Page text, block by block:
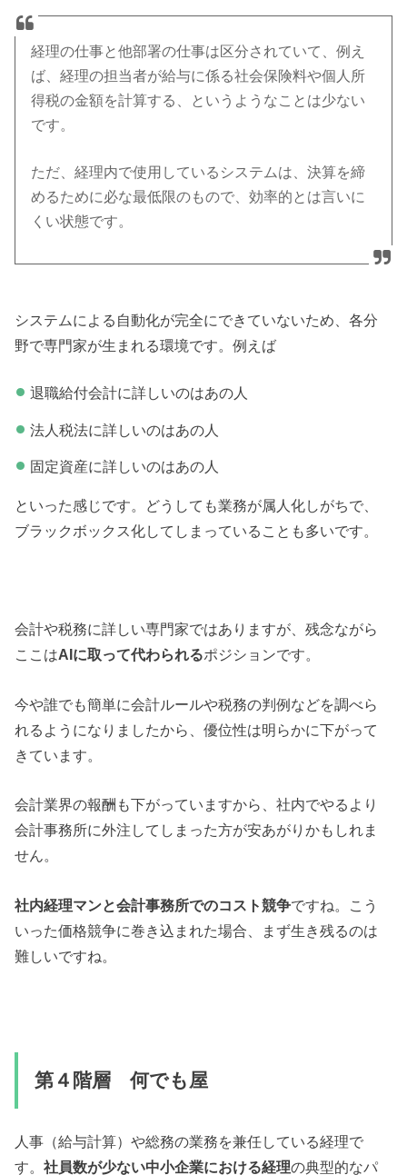
経理の仕事と他部署の仕事は区分されていて、例え
ば、経理の担当者が給与に係る社会保険料や個人所
得税の金額を計算する、というようなことは少ない
です。
ただ、経理内で使用しているシステムは、決算を締
めるために必な最低限のもので、効率的とは言いに
くい状態です。
システムによる自動化が完全にできていないため、各分
野で専門家が生まれる環境です。例えば
退職給付会計に詳しいのはあの人
法人税法に詳しいのはあの人
固定資産に詳しいのはあの人
といった感じです。どうしても業務が属人化しがちで、
ブラックボックス化してしまっていることも多いです。
会計や税務に詳しい専門家ではありますが、残念ながら
ここはAIに取って代わられるポジションです。
今や誰でも簡単に会計ルールや税務の判例などを調べら
れるようになりましたから、優位性は明らかに下がって
きています。
会計業界の報酬も下がっていますから、社内でやるより
会計事務所に外注してしまった方が安あがりかもしれま
せん。
社内経理マンと会計事務所でのコスト競争ですね。こう
いった価格競争に巻き込まれた場合、まず生き残るのは
難しいですね。
第４階層 何でも屋
人事（給与計算）や総務の業務を兼任している経理で
す。社員数が少ない中小企業における経理の典型的なパ